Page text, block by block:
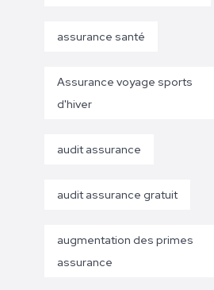
assurance santé
Assurance voyage sports
d'hiver
audit assurance
audit assurance gratuit
augmentation des primes
assurance